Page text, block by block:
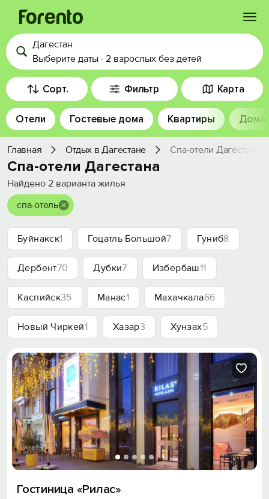
Войти
Избранное
История просмотра
Добавить свой объект
Дагестан
Выберите даты · 2 взрослых без детей
Сорт. Фильтр Карта
Отели Гостевые дома Квартиры Дома
Главная Отдых в Дагестане Спа-отели Дагестана
Спа-отели Дагестана
Найдено 2 варианта жилья
спа-отель
Буйнакск1 Гоцатль Большой7 Гуниб8
Дербент70 Дубки7 Избербаш11
Каспийск35 Манас1 Махачкала66
Новый Чиркей1 Хазар3 Хунзах5
Гостиница «Рилас»